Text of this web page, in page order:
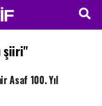
şiiri"
Asaf 100. Yıl